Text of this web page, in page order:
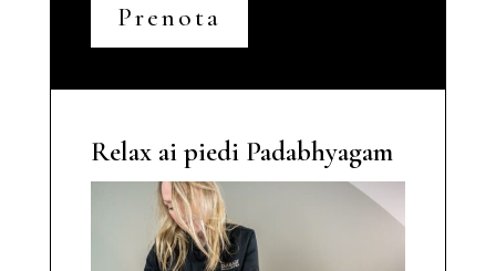
Prenota
Relax ai piedi Padabhyagam